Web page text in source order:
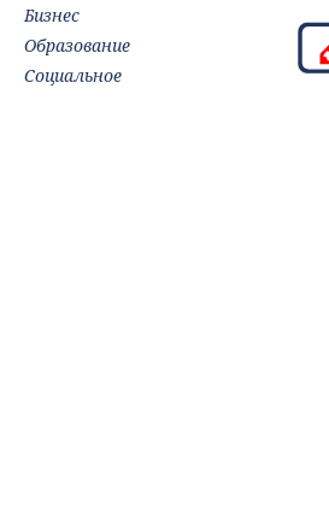
Бизнес
Образование
Социальное